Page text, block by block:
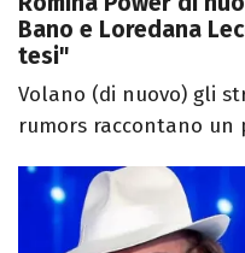
Bano e Loredana
tesi"
Volano (di nuovo) gli
rumors raccontano un